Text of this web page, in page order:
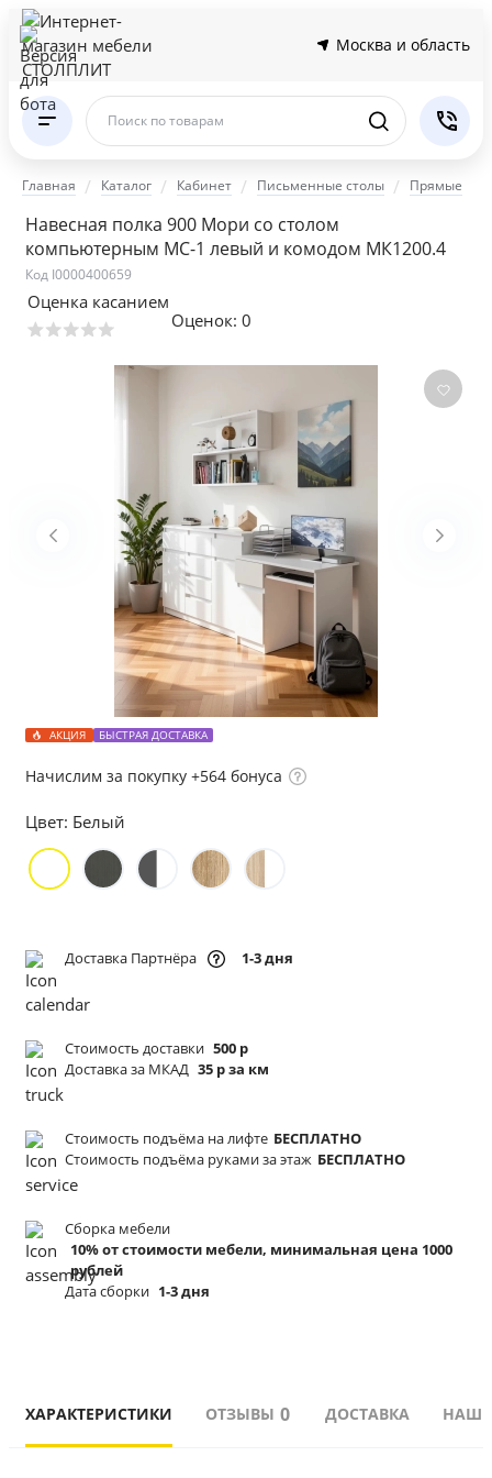
Москва и область
Поиск по товарам
Главная Каталог Кабинет Письменные столы Прямые
Навесная полка 900 Мори со столом
компьютерным МС-1 левый и комодом МК1200.4
Код I0000400659
Оценка касанием
Оценок: 0
АКЦИЯ БЫСТРАЯ ДОСТАВКА
Начислим за покупку +564 бонуса
Цвет: Белый
Доставка Партнёра 1-3 дня
Стоимость доставки 500 р
Доставка за МКАД 35 р за км
Стоимость подъёма на лифте БЕСПЛАТНО
Стоимость подъёма руками за этаж БЕСПЛАТНО
Сборка мебели
10% от стоимости мебели, минимальная цена 1000
рублей
Дата сборки 1-3 дня
ХАРАКТЕРИСТИКИ ОТЗЫВЫ 0 ДОСТАВКА